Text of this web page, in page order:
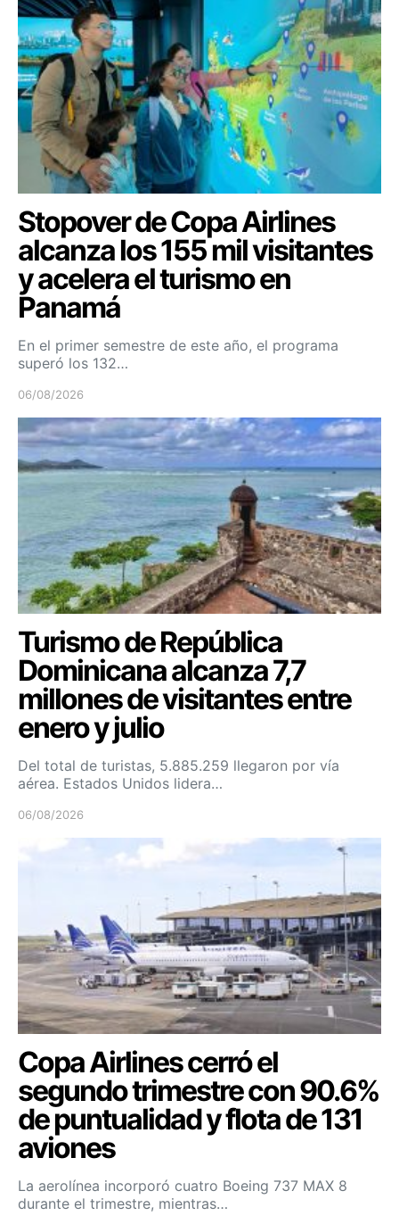
Stopover de Copa Airlines
alcanza los 155 mil visitantes
y acelera el turismo en
Panamá
En el primer semestre de este año, el programa
superó los 132…
06/08/2026
Turismo de República
Dominicana alcanza 7,7
millones de visitantes entre
enero y julio
Del total de turistas, 5.885.259 llegaron por vía
aérea. Estados Unidos lidera…
06/08/2026
Copa Airlines cerró el
segundo trimestre con 90.6%
de puntualidad y flota de 131
aviones
La aerolínea incorporó cuatro Boeing 737 MAX 8
durante el trimestre, mientras…